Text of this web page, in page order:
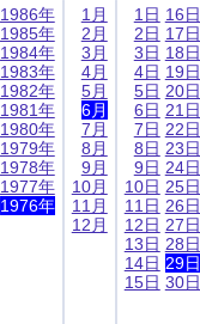
1986年
1985年
1984年
1983年
1982年
1981年
1980年
1979年
1978年
1977年
1976年
1月
2月
3月
4月
5月
6月
7月
8月
9月
10月
11月
12月
1日
2日
3日
4日
5日
6日
7日
8日
9日
10日
11日
12日
13日
14日
15日
16日
17日
18日
19日
20日
21日
22日
23日
24日
25日
26日
27日
28日
29日
30日